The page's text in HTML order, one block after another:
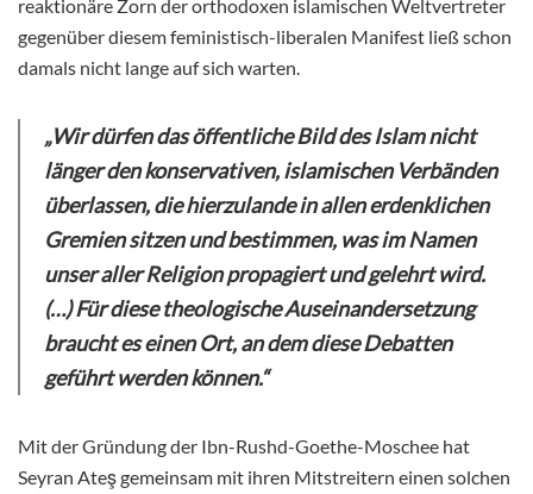
reaktionäre Zorn der orthodoxen islamischen Weltvertreter
gegenüber diesem feministisch-liberalen Manifest ließ schon
damals nicht lange auf sich warten.
„Wir dürfen das öffentliche Bild des Islam nicht
länger den konservativen, islamischen Verbänden
überlassen, die hierzulande in allen erdenklichen
Gremien sitzen und bestimmen, was im Namen
unser aller Religion propagiert und gelehrt wird.
(…) Für diese theologische Auseinandersetzung
braucht es einen Ort, an dem diese Debatten
geführt werden können.“
Mit der Gründung der Ibn-Rushd-Goethe-Moschee hat
Seyran Ateş gemeinsam mit ihren Mitstreitern einen solchen